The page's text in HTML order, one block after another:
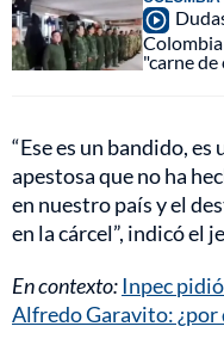
"carne de
“Ese es un bandido,
apestosa que no ha
en nuestro país y el
en la cárcel”, indicó el
En contexto:Inpec
Alfredo Garavito: ¿por